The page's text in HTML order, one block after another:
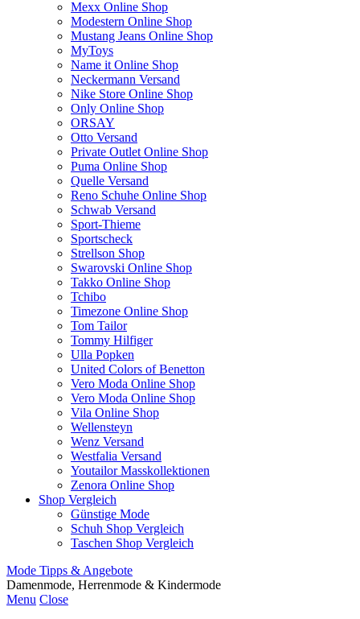
Mexx Online Shop
Modestern Online Shop
Mustang Jeans Online Shop
MyToys
Name it Online Shop
Neckermann Versand
Nike Store Online Shop
Only Online Shop
ORSAY
Otto Versand
Private Outlet Online Shop
Puma Online Shop
Quelle Versand
Reno Schuhe Online Shop
Schwab Versand
Sport-Thieme
Sportscheck
Strellson Shop
Swarovski Online Shop
Takko Online Shop
Tchibo
Timezone Online Shop
Tom Tailor
Tommy Hilfiger
Ulla Popken
United Colors of Benetton
Vero Moda Online Shop
Vero Moda Online Shop
Vila Online Shop
Wellensteyn
Wenz Versand
Westfalia Versand
Youtailor Masskollektionen
Zenora Online Shop
Shop Vergleich
Günstige Mode
Schuh Shop Vergleich
Taschen Shop Vergleich
Mode Tipps & Angebote
Damenmode, Herrenmode & Kindermode
Menu Close